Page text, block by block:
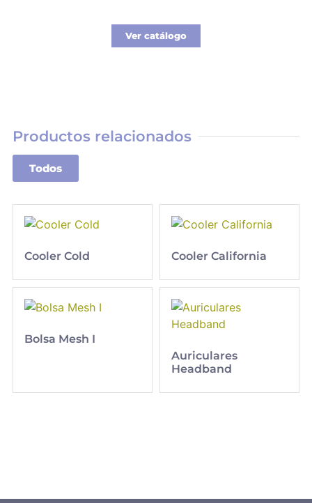
Ver catálogo
Productos relacionados
Todos
Cooler Cold Cooler California
Bolsa Mesh I
Auriculares
Headband